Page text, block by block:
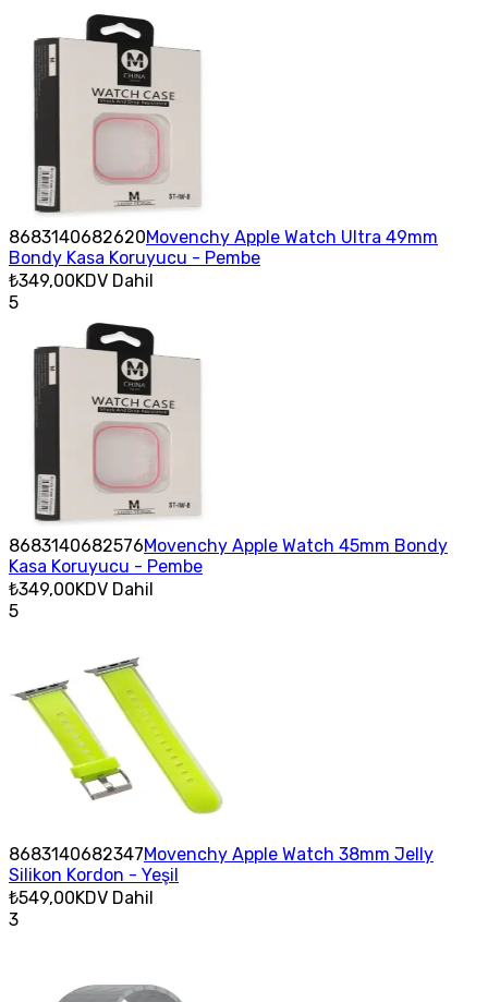
8683140682620Movenchy Apple Watch Ultra 49mm
Bondy Kasa Koruyucu - Pembe
₺349,00KDV Dahil
5
8683140682576Movenchy Apple Watch 45mm Bondy
Kasa Koruyucu - Pembe
₺349,00KDV Dahil
5
8683140682347Movenchy Apple Watch 38mm Jelly
Silikon Kordon - Yeşil
₺549,00KDV Dahil
3